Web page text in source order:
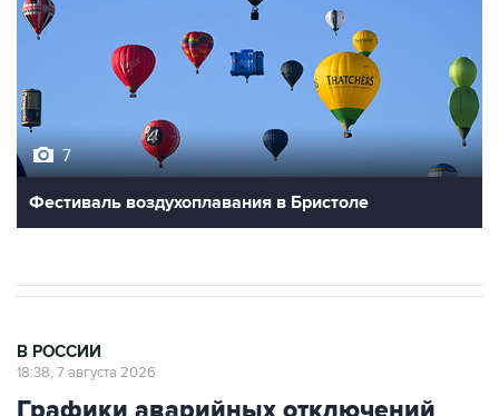
7
Фестиваль воздухоплавания в Бристоле
В РОССИИ
18:38, 7 августа 2026